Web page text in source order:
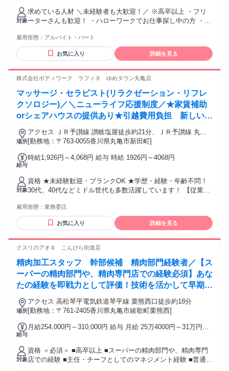
対象
求めている人材 ＼未経験者も大歓迎！／ ※高卒以上 ・フリ
ーターさんも歓迎！ ・ハローワークでお仕事探し中の方 ・学
・洋服・アパレル・ファッションが好き ・おしゃれなアイテ
ムに囲まれて働きたい ・お客様の「ありがとう」がやりがい
・品出し・店舗スタッフ・レジ・ 家具・家電などの販売経験
接客経験をお持ちの方
雇用形態： アルバイト・パート
お気に入り 詳細を見る
株式会社ボディワーク ラフィネ ゆめタウン丸亀店
マッサージ・セラピスト(リラクゼーション・リフレ
クソロジー)／＼ニューライフ応援制度／★家賃補助
orシェアハウスの提供あり★引越費用負担 新しい地
で新しい人生を♪
場所
アクセス ＪＲ予讃線 讃岐塩屋徒歩約21分、ＪＲ予讃線 丸亀
南口徒歩約35分、ＪＲ土讃線/ＪＲ予讃線 金蔵寺徒歩約42分
[勤務地：〒763-0055香川県丸亀市新田町]
給与
時給1,926円～4,068円 給与 時給 1926円～4068円
対象
資格 ★未経験歓迎・ブランクOK ★学歴・経験・年齢不問！
30代、40代などミドル世代も多数活躍しています！ 【従業員
タッフも多数 ◆男女比 １：９ 女性が多めです 【経験者の方
も大歓迎！優遇します】 リラクゼーションサロン・ストレッ
チ/整体専門店・接骨院・リフレ/アロマ専門店など、当てはま
灸師・あん摩マッサージ指圧師・柔道整復師などの方も活躍
面接でお伝えします。 もし経験に自信のない方も、ご相談く
ださい！
雇用形態： 業務委託
お気に入り 詳細を見る
クスリのアオキ こんぴら街道店
精肉加工スタッフ 幹部候補 精肉部門経験者／【ス
ーパーの精肉部門や、精肉専門店での経験必須】あな
たの経験を即戦力として評価！技術を活かして早期キ
ャリアアップ◎
場所
アクセス 高松琴平電気鉄道琴平線 栗熊西口徒歩約18分
[勤務地：〒761-2405香川県丸亀市綾歌町栗熊西]
給与
月給254,000円～310,000円 給与 月給 25万4000円～31万円
※ただし、短時間勤務・早番固定社員は 当社規定に従い額が
変動します。 交通費：交通費支給
対象
資格 ＜必須＞ ■高卒以上 ■スーパーの精肉部門や、精肉専門
店での経験 ■主任・チーフとしてのマネジメント経験 ■普通自